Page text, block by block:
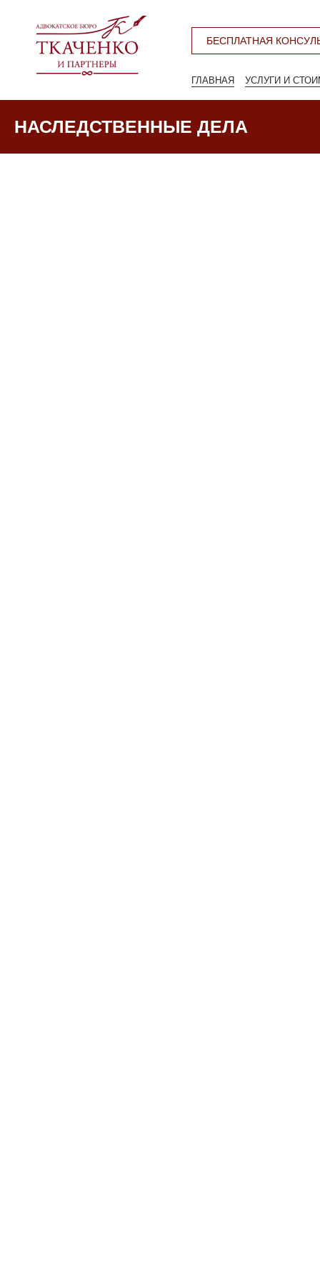
БЕСПЛАТНАЯ
ГЛАВНАЯ УСЛУГИ И
НАСЛЕДСТВЕННЫЕ ДЕЛА